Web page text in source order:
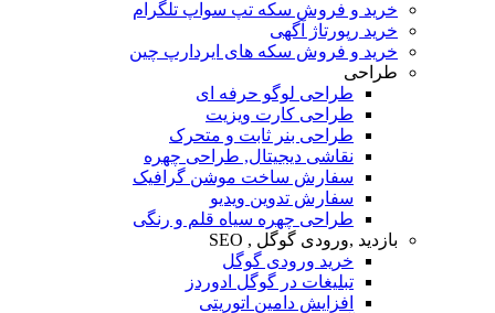
خرید و فروش سکه تپ سواپ تلگرام
خرید رپورتاژ آگهی
خرید و فروش سکه های ایردارپ چین
طراحی
طراحی لوگو حرفه ای
طراحی کارت ویزیت
طراحی بنر ثابت و متحرک
نقاشی دیجیتال, طراحی چهره
سفارش ساخت موشن گرافیک
سفارش تدوین ویدیو
طراحی چهره سیاه قلم و رنگی
بازدید ,ورودی گوگل , SEO
خرید ورودی گوگل
تبلیغات در گوگل ادوردز
افزایش دامین اتوریتی